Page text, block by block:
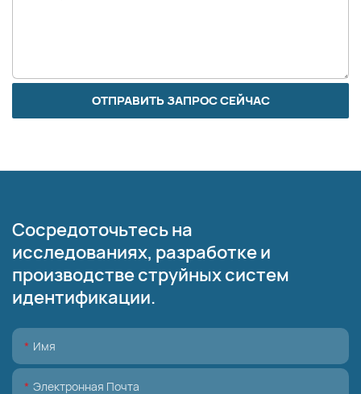
ОТПРАВИТЬ ЗАПРОС СЕЙЧАС
Сосредоточьтесь на
исследованиях, разработке и
производстве струйных систем
идентификации.
Имя
Электронная Почта